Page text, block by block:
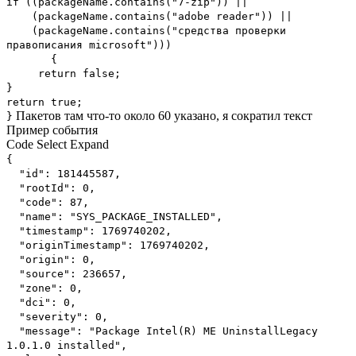
(packageName.contains("adobe reader")) ||
(packageName.contains("средства проверки
правописания microsoft")))
{
return false;
}
return true;
} Пакетов там что-то около 60 указано, я сократил текст
Пример события
Code Select Expand
{
"id": 181445587,
"rootId": 0,
"code": 87,
"name": "SYS_PACKAGE_INSTALLED",
"timestamp": 1769740202,
"originTimestamp": 1769740202,
"origin": 0,
"source": 236657,
"zone": 0,
"dci": 0,
"severity": 0,
"message": "Package Intel(R) ME UninstallLegacy
1.0.1.0 installed",